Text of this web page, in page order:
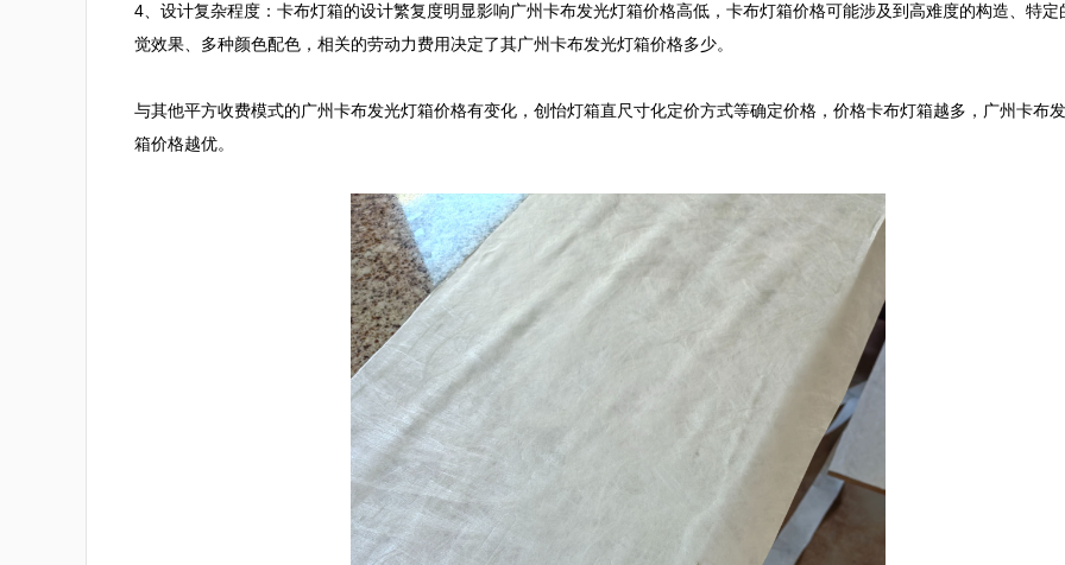
4、设计复杂程度：卡布灯箱的设计繁复度明显影响广州卡布发光灯箱价格高低，卡布灯箱价格可能涉及到高难度的构造、特定
觉效果、多种颜色配色，相关的劳动力费用决定了其广州卡布发光灯箱价格多少。
与其他平方收费模式的广州卡布发光灯箱价格有变化，创怡灯箱直尺寸化定价方式等确定价格，价格卡布灯箱越多，广州卡布
箱价格越优。